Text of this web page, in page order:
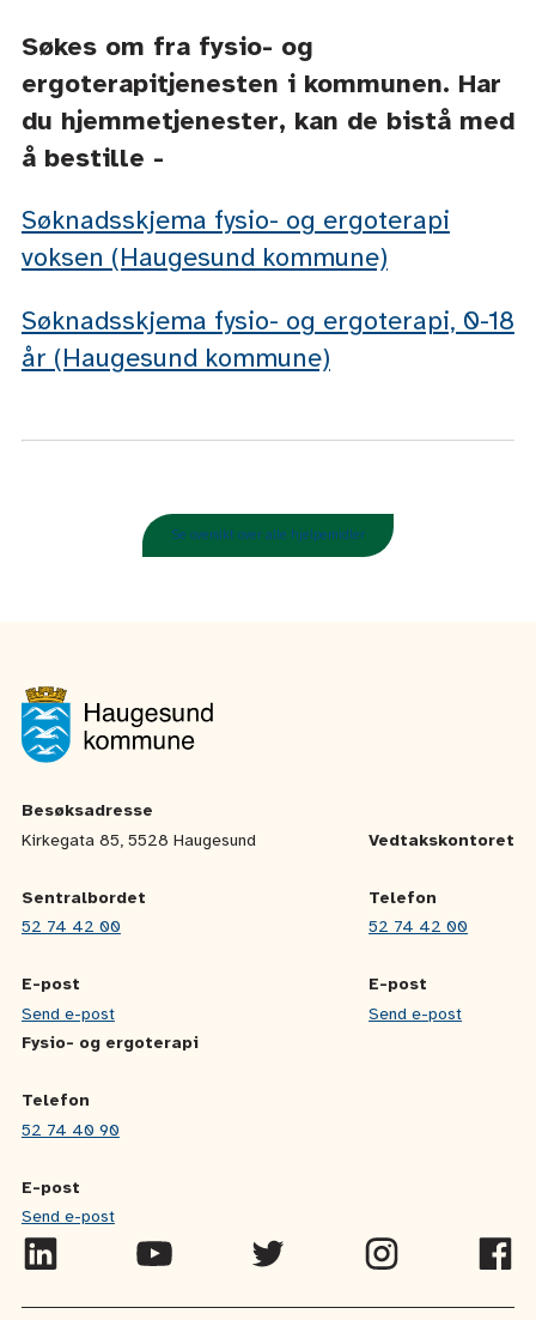
Søkes om fra fysio- og
ergoterapitjenesten i kommunen. Har
du hjemmetjenester, kan de bistå med
å bestille -
Søknadsskjema fysio- og ergoterapi
voksen (Haugesund kommune)
Søknadsskjema fysio- og ergoterapi, 0-18
år (Haugesund kommune)
Se oversikt over alle hjelpemidler
Besøksadresse
Kirkegata 85, 5528 Haugesund
Sentralbordet
52 74 42 00
E-post
Send e-post
Vedtakskontoret
Telefon
52 74 42 00
E-post
Send e-post
Fysio- og ergoterapi
Telefon
52 74 40 90
E-post
Send e-post